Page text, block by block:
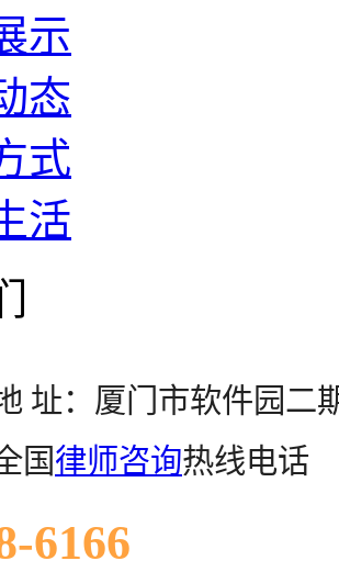
示
态
式
活
址：厦门市软件园二
国 律师咨询热线电话
6166